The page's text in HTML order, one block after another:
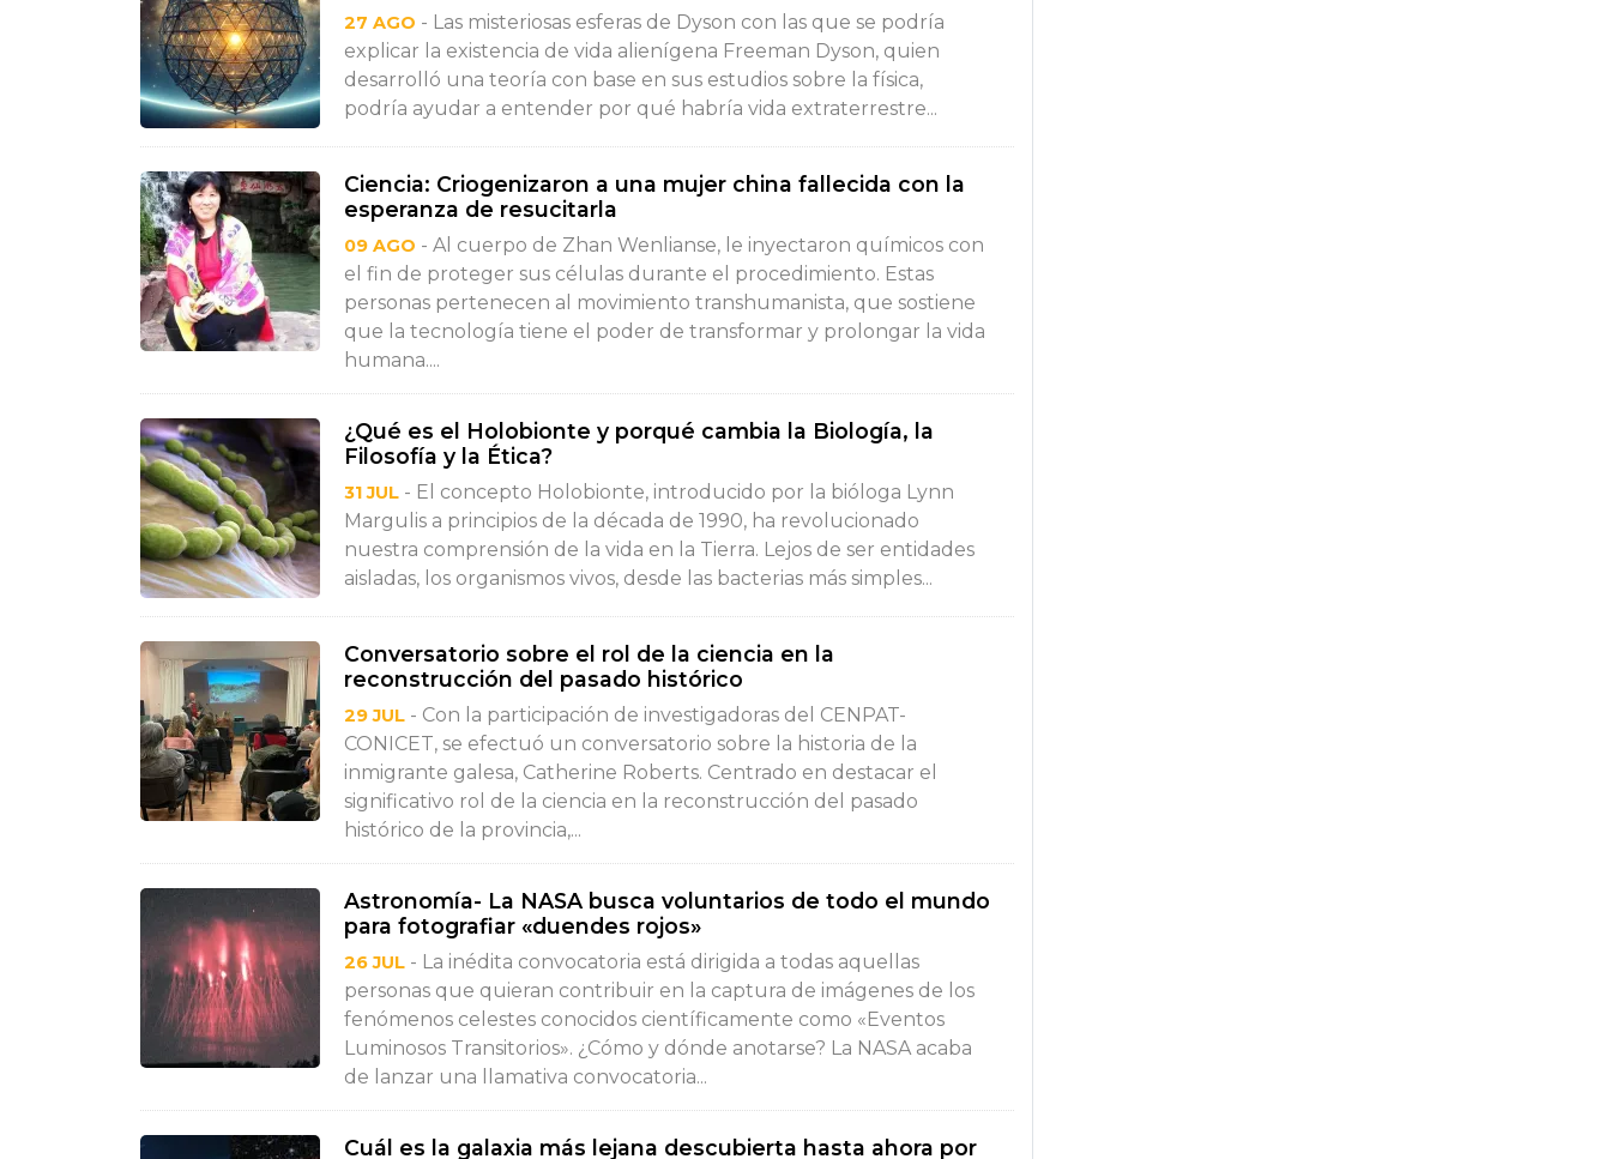
27 AGO - Las misteriosas esferas de Dyson con las que se podría
explicar la existencia de vida alienígena Freeman Dyson, quien
desarrolló una teoría con base en sus estudios sobre la física,
podría ayudar a entender por qué habría vida extraterrestre...
Ciencia: Criogenizaron a una mujer china fallecida con la
esperanza de resucitarla
09 AGO - Al cuerpo de Zhan Wenlianse, le inyectaron químicos con
el fin de proteger sus células durante el procedimiento. Estas
personas pertenecen al movimiento transhumanista, que sostiene
que la tecnología tiene el poder de transformar y prolongar la vida
humana....
¿Qué es el Holobionte y porqué cambia la Biología, la
Filosofía y la Ética?
31 JUL - El concepto Holobionte, introducido por la bióloga Lynn
Margulis a principios de la década de 1990, ha revolucionado
nuestra comprensión de la vida en la Tierra. Lejos de ser entidades
aisladas, los organismos vivos, desde las bacterias más simples...
Conversatorio sobre el rol de la ciencia en la
reconstrucción del pasado histórico
29 JUL - Con la participación de investigadoras del CENPAT-
CONICET, se efectuó un conversatorio sobre la historia de la
inmigrante galesa, Catherine Roberts. Centrado en destacar el
significativo rol de la ciencia en la reconstrucción del pasado
histórico de la provincia,...
Astronomía- La NASA busca voluntarios de todo el mundo
para fotografiar «duendes rojos»
26 JUL - La inédita convocatoria está dirigida a todas aquellas
personas que quieran contribuir en la captura de imágenes de los
fenómenos celestes conocidos científicamente como «Eventos
Luminosos Transitorios». ¿Cómo y dónde anotarse? La NASA acaba
de lanzar una llamativa convocatoria...
Cuál es la galaxia más lejana descubierta hasta ahora por